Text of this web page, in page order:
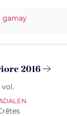
gamay
2016
vol.